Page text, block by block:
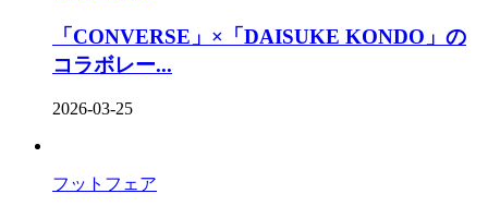
「CONVERSE」×「DAISUKE KONDO」の
コラボレー...
2026-03-25
フットフェア